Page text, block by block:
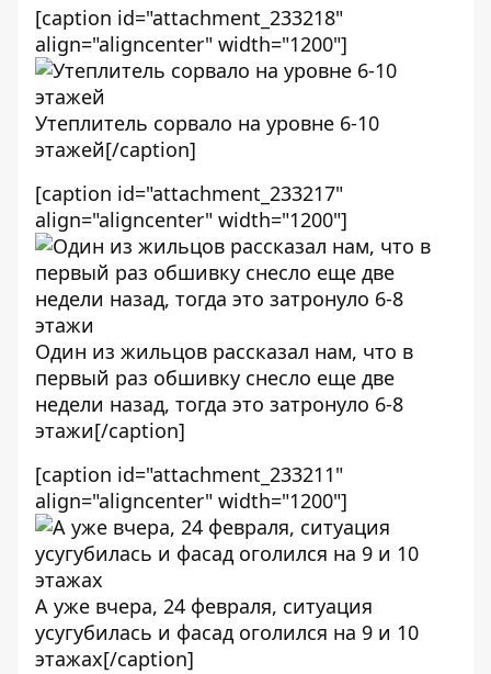
[caption id="attachment_233218"
align="aligncenter" width="1200"]
Утеплитель сорвало на уровне 6-10
этажей[/caption]
[caption id="attachment_233217"
align="aligncenter" width="1200"]
Один из жильцов рассказал нам, что в
первый раз обшивку снесло еще две
недели назад, тогда это затронуло 6-8
этажи[/caption]
[caption id="attachment_233211"
align="aligncenter" width="1200"]
А уже вчера, 24 февраля, ситуация
усугубилась и фасад оголился на 9 и 10
этажах[/caption]